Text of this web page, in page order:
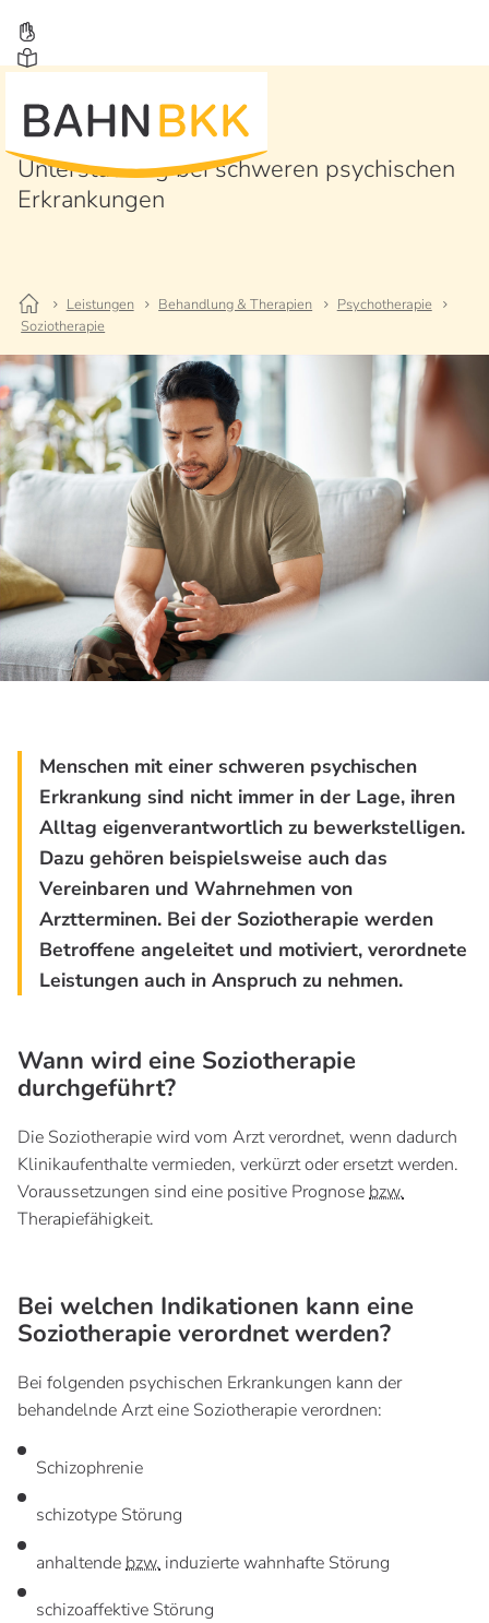
Soziotherapie
Unterstützung bei schweren psychischen
Erkrankungen
Leistungen Behandlung & Therapien
Psychotherapie
Soziotherapie
Menschen mit einer schweren psychischen
Erkrankung sind nicht immer in der Lage, ihren
Alltag eigenverantwortlich zu bewerkstelligen.
Dazu gehören beispielsweise auch das
Vereinbaren und Wahrnehmen von
Arztterminen. Bei der Soziotherapie werden
Betroffene angeleitet und motiviert, verordnete
Leistungen auch in Anspruch zu nehmen.
Wann wird eine Soziotherapie
durchgeführt?
Die Soziotherapie wird vom Arzt verordnet, wenn dadurch
Klinikaufenthalte vermieden, verkürzt oder ersetzt werden.
Voraussetzungen sind eine positive Prognosebzw.
Therapiefähigkeit.
Bei welchen Indikationen kann eine
Soziotherapie verordnet werden?
Bei folgenden psychischen Erkrankungen kann der
behandelnde Arzt eine Soziotherapie verordnen:
Schizophrenie
schizotype Störung
anhaltendebzw. induzierte wahnhafte Störung
schizoaffektive Störung